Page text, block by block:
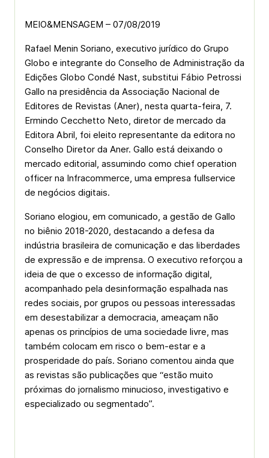
MEIO&MENSAGEM – 07/08/2019
Rafael Menin Soriano, executivo jurídico do Grupo
Globo e integrante do Conselho de Administração da
Edições Globo Condé Nast, substitui Fábio Petrossi
Gallo na presidência da Associação Nacional de
Editores de Revistas (Aner), nesta quarta-feira, 7.
Ermindo Cecchetto Neto, diretor de mercado da
Editora Abril, foi eleito representante da editora no
Conselho Diretor da Aner. Gallo está deixando o
mercado editorial, assumindo como chief operation
officer na Infracommerce, uma empresa fullservice
de negócios digitais.
Soriano elogiou, em comunicado, a gestão de Gallo
no biênio 2018-2020, destacando a defesa da
indústria brasileira de comunicação e das liberdades
de expressão e de imprensa. O executivo reforçou a
ideia de que o excesso de informação digital,
acompanhado pela desinformação espalhada nas
redes sociais, por grupos ou pessoas interessadas
em desestabilizar a democracia, ameaçam não
apenas os princípios de uma sociedade livre, mas
também colocam em risco o bem-estar e a
prosperidade do país. Soriano comentou ainda que
as revistas são publicações que “estão muito
próximas do jornalismo minucioso, investigativo e
especializado ou segmentado”.